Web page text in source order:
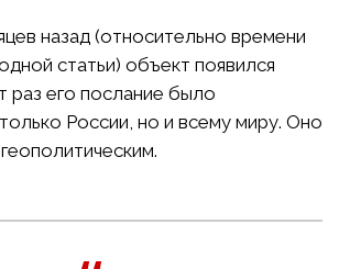
назад (относительно времени
статьи) объект появился
раз его послание было
России, но и всему миру. Оно